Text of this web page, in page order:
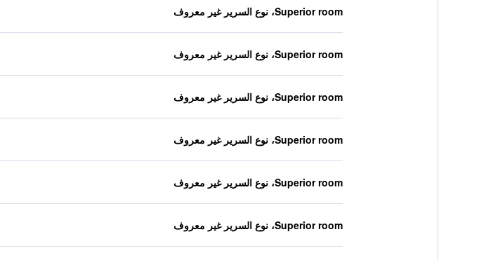
Superior room، نوع السرير غير معروف
Superior room، نوع السرير غير معروف
Superior room، نوع السرير غير معروف
Superior room، نوع السرير غير معروف
Superior room، نوع السرير غير معروف
Superior room، نوع السرير غير معروف